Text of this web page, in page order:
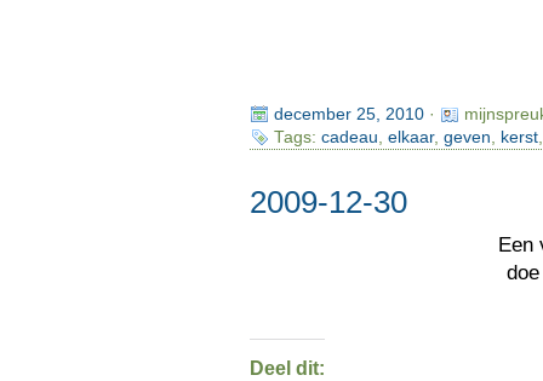
december 25, 2010·
Tags: cadeau elkaar, geven kerst
2009-12-30
Een
Deel dit: